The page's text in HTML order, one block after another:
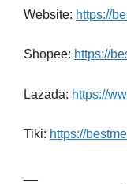
Website: https://
Shopee: https://
Lazada: https://
Tiki: https://